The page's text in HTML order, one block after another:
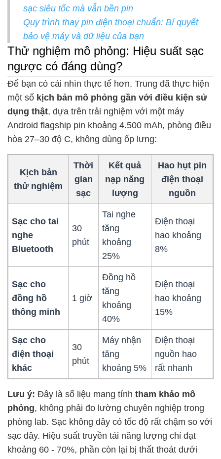
sạc siêu tốc mà vẫn bền pin
Quy trình thay pin điện thoại chuẩn: Bí quyết
bảo vệ máy và dữ liệu của bạn
Thử nghiệm mô phỏng: Hiệu suất sạc
ngược có đáng dùng?
Để bạn có cái nhìn thực tế hơn, Trung đã thực hiện
một số kịch bản mô phỏng gần với điều kiện sử
dụng thật, dựa trên trải nghiệm với một máy
Android flagship pin khoảng 4.500 mAh, phòng điều
hòa 27–30 độ C, không dùng ốp lưng:
Kịch bản
thử nghiệm
Thời
gian
sạc
Kết quả
nạp năng
lượng
Hao hụt pin
điện thoại
nguồn
Sạc cho tai
nghe
Bluetooth
30
phút
Tai nghe
tăng
khoảng
25%
Điện thoại
hao khoảng
8%
Sạc cho
đồng hồ
thông minh
1 giờ
Đồng hồ
tăng
khoảng
40%
Điện thoại
hao khoảng
15%
Sạc cho
điện thoại
khác
30
phút
Máy nhận
tăng
khoảng 5%
Điện thoại
nguồn hao
rất nhanh
Lưu ý: Đây là số liệu mang tính tham khảo mô
phỏng, không phải đo lường chuyên nghiệp trong
phòng lab. Sạc không dây có tốc độ rất chậm so với
sạc dây. Hiệu suất truyền tải năng lượng chỉ đạt
khoảng 60 - 70%, phần còn lại bị thất thoát dưới